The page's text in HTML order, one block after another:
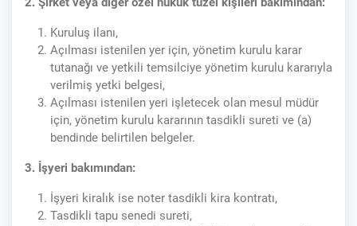
Kuruluş ilanı,
Açılması istenilen yer için, yönetim kurulu karar
tutanağı ve yetkili temsilciye yönetim kurulu kararıyla
verilmiş yetki belgesi,
Açılması istenilen yeri işletecek olan mesul müdür
için, yönetim kurulu kararının tasdikli sureti ve (a)
bendinde belirtilen belgeler.
3. İşyeri bakımından:
İşyeri kiralık ise noter tasdikli kira kontratı,
Tasdikli tapu senedi sureti,